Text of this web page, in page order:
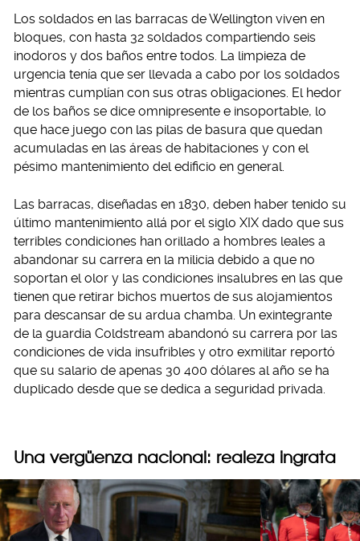
Los soldados en las barracas de Wellington viven en
bloques, con hasta 32 soldados compartiendo seis
inodoros y dos baños entre todos. La limpieza de
urgencia tenía que ser llevada a cabo por los soldados
mientras cumplían con sus otras obligaciones. El hedor
de los baños se dice omnipresente e insoportable, lo
que hace juego con las pilas de basura que quedan
acumuladas en las áreas de habitaciones y con el
pésimo mantenimiento del edificio en general.
Las barracas, diseñadas en 1830, deben haber tenido su
último mantenimiento allá por el siglo XIX dado que sus
terribles condiciones han orillado a hombres leales a
abandonar su carrera en la milicia debido a que no
soportan el olor y las condiciones insalubres en las que
tienen que retirar bichos muertos de sus alojamientos
para descansar de su ardua chamba. Un exintegrante
de la guardia Coldstream abandonó su carrera por las
condiciones de vida insufribles y otro exmilitar reportó
que su salario de apenas 30 400 dólares al año se ha
duplicado desde que se dedica a seguridad privada.
Una vergüenza nacional: realeza ingrata